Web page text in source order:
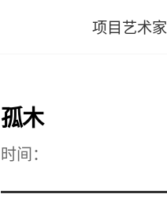
项目 艺术家
孤木
时间：